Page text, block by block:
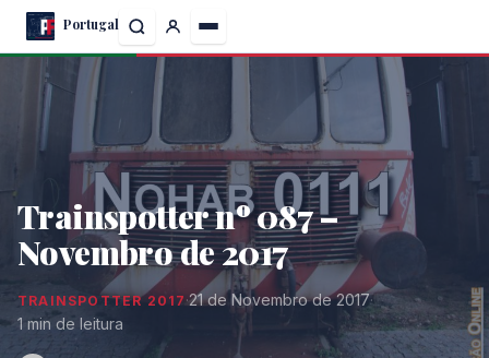
Skip
content
Portugal
Trainspotter nº 087 –
Novembro de 2017
TRAINSPOTTER 2017 ·21 de Novembro de 2017·
1 min de leitura